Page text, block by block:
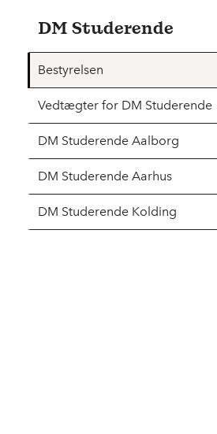
DM Studerende
Bestyrelsen
Vedtægter for DM Studerende
DM Studerende Aalborg
DM Studerende Aarhus
DM Studerende Kolding